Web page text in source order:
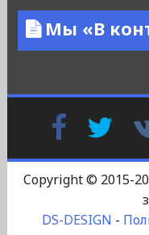
Мы «В
Facebook
Copyright © 2015-
DS-DESIGN -